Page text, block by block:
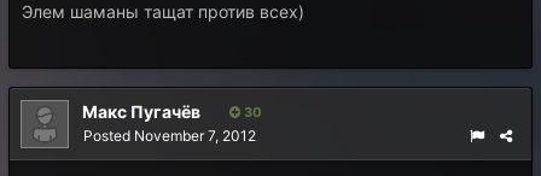
Элем шаманы тащат против всех)
Макс Пугачёв 30
Posted November 7, 2012